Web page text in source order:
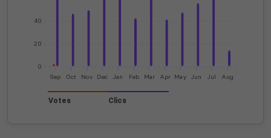
0
20
40
Sep Oct Nov Dec Jan Feb Mar Apr May Jun Jul Aug
Votes Clics